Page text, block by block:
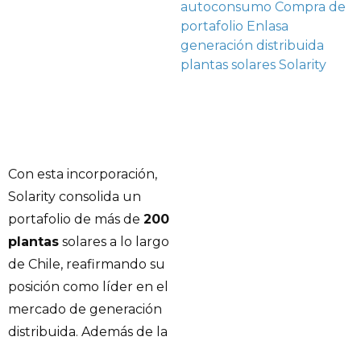
Con esta incorporación,
Solarity consolida un
portafolio de más de 200
plantas solares a lo largo
de Chile, reafirmando su
posición como líder en el
mercado de generación
distribuida. Además de la
autoconsumo Compra de
portafolio Enlasa
generación distribuida
plantas solares Solarity